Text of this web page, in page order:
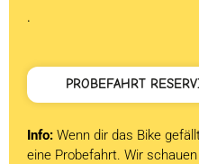
.
PROBEFAHRT
Info: Wenn dir das Bike
eine Probefahrt. Wir